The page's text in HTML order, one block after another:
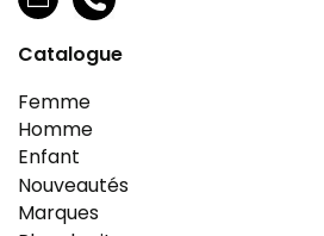
Catalogue
Femme
Homme
Enfant
Nouveautés
Marques